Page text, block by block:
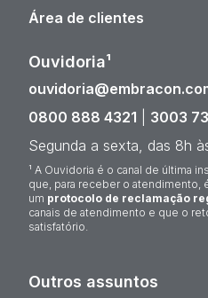
Área de clientes
Ouvidoria¹
0800 888 4321
3003
Segunda a sexta, das 8h
¹ A Ouvidoria é o canal de última
que, para receber o atendimento,
um protocolo de reclamação
canais de atendimento e que o
satisfatório.
Outros assuntos